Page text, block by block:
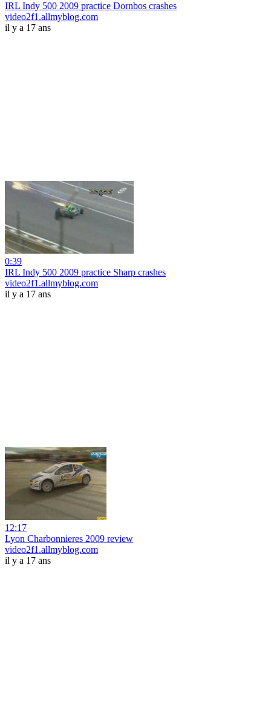
IRL Indy 500 2009 practice Dornbos crashes
video2f1.allmyblog.com
il y a 17 ans
0:39
IRL Indy 500 2009 practice Sharp crashes
video2f1.allmyblog.com
il y a 17 ans
12:17
Lyon Charbonnieres 2009 review
video2f1.allmyblog.com
il y a 17 ans